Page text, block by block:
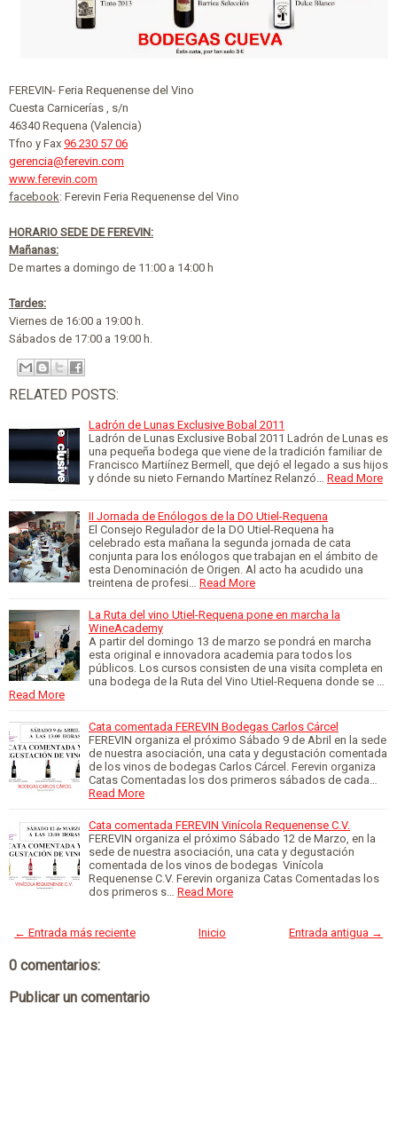
FEREVIN- Feria Requenense del Vino
Cuesta Carnicerías , s/n
46340 Requena (Valencia)
Tfno y Fax 96 230 57 06
gerencia@ferevin.com
www.ferevin.com
facebook: Ferevin Feria Requenense del Vino
HORARIO SEDE DE FEREVIN:
Mañanas:
De martes a domingo de 11:00 a 14:00 h
Tardes:
Viernes de 16:00 a 19:00 h.
Sábados de 17:00 a 19:00 h.
RELATED POSTS:
Ladrón de Lunas Exclusive Bobal 2011
Ladrón de Lunas Exclusive Bobal 2011 Ladrón de Lunas es
una pequeña bodega que viene de la tradición familiar de
Francisco Martiínez Bermell, que dejó el legado a sus hijos
y dónde su nieto Fernando Martínez Relanzó…
Read More
II Jornada de Enólogos de la DO Utiel-Requena
El Consejo Regulador de la DO Utiel-Requena ha
celebrado esta mañana la segunda jornada de cata
conjunta para los enólogos que trabajan en el ámbito de
esta Denominación de Origen. Al acto ha acudido una
treintena de profesi…
Read More
La Ruta del vino Utiel-Requena pone en marcha la
WineAcademy
A partir del domingo 13 de marzo se pondrá en marcha
esta original e innovadora academia para todos los
públicos. Los cursos consisten de una visita completa en
una bodega de la Ruta del Vino Utiel-Requena donde se …
Read More
Cata comentada FEREVIN Bodegas Carlos Cárcel
FEREVIN organiza el próximo Sábado 9 de Abril en la sede
de nuestra asociación, una cata y degustación comentada
de los vinos de bodegas Carlos Cárcel. Ferevin organiza
Catas Comentadas los dos primeros sábados de cada…
Read More
Cata comentada FEREVIN Vinícola Requenense C.V.
FEREVIN organiza el próximo Sábado 12 de Marzo, en la
sede de nuestra asociación, una cata y degustación
comentada de los vinos de bodegas Vinícola
Requenense C.V. Ferevin organiza Catas Comentadas los
dos primeros s…
Read More
← Entrada más reciente Entrada antigua →
Inicio
0 comentarios:
Publicar un comentario